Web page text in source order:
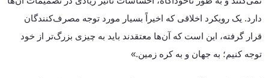
دارد. یک رویکرد اخلاقی که اخیراً بسیار مورد توجه مصرف‌کنندگان
قرار گرفته، این است که آن‌ها معتقدند باید به چیزی بزرگ‌تر از خود
توجه کنیم؛ به جهان و به کره زمین.»